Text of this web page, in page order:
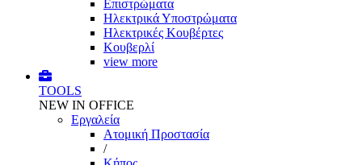
Επιστρώματα
Ηλεκτρικά Υποστρώματα
Ηλεκτρικές Κουβέρτες
Κουβερλί
view more
TOOLS
NEW IN OFFICE
Εργαλεία
Aτομική Προστασία
/